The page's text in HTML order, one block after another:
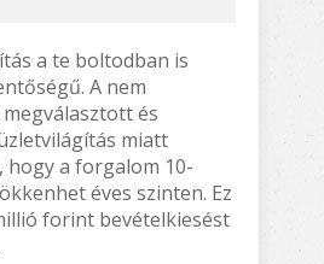
a te boltodban is
A nem
és
miatt
a forgalom 10-
éves szinten. Ez
forint bevételkiesést